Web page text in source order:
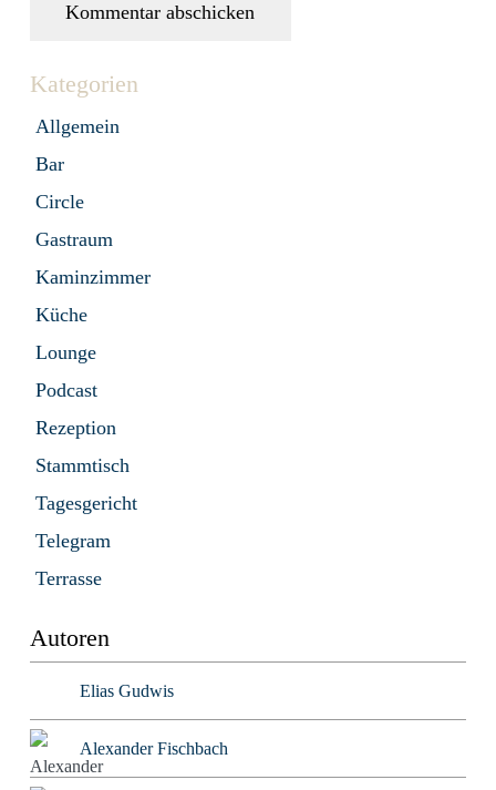
Kommentar abschicken
Kategorien
Allgemein
Bar
Circle
Gastraum
Kaminzimmer
Küche
Lounge
Podcast
Rezeption
Stammtisch
Tagesgericht
Telegram
Terrasse
Autoren
Elias Gudwis
Alexander Fischbach